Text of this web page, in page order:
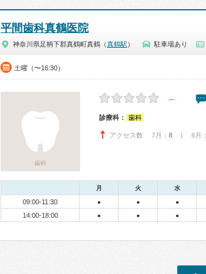
平間歯科真鶴医院
神奈川県足柄下郡真鶴町真鶴（真鶴駅 ） 駐車場あり
土曜（〜16:30）
歯科
－
診療科： 歯科
アクセス数 7月： 8 | 6月：
月 火 水
09:00-11:30 ● ● ●
14:00-18:00 ● ● ●